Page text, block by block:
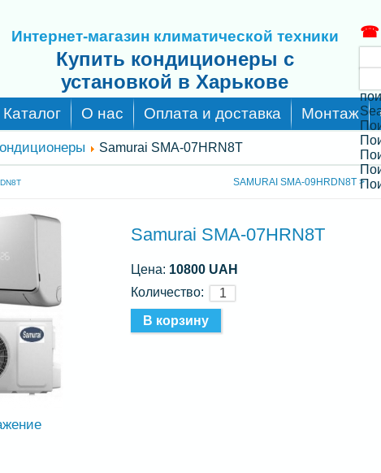
Интернет-магазин климатической техники
Купить кондиционеры с
установкой в Харькове
☎
Каталог О нас Оплата и доставка Монтаж
Samurai SMA-07HRN8T
SAMURAI SMA-09HRDN8T >
Samurai SMA-07HRN8T
Цена: 10800 UAH
Количество: